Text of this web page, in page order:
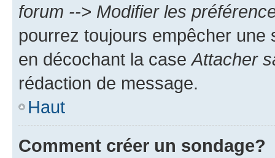
forum --> Modifier les
pourrez toujours empêcher une
en décochant la case Attacher
rédaction de message.
Haut
Comment créer un sondage?